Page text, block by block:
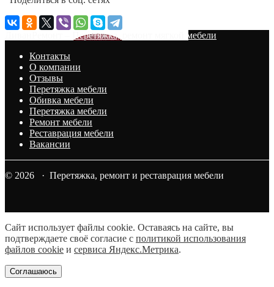
ДиванРемонт – Перетяжка, ремонт мягкой мебели
Контакты
О компании
Отзывы
Перетяжка мебели
Обивка мебели
Перетяжка мебели
Ремонт мебели
Реставрация мебели
Вакансии
© 2026 · Перетяжка, ремонт и реставрация мебели
Сайт использует файлы cookie. Оставаясь на сайте, вы
подтверждаете своё согласие с политикой использования
файлов cookie и сервиса Яндекс.Метрика.
Соглашаюсь